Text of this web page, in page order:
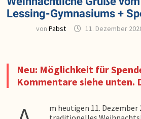
Lessing-Gymnasiums +
vonPabst 11. Dezember
Neu: Möglichkeit für
Kommentare siehe unten.
m heutigen 11. Dezember